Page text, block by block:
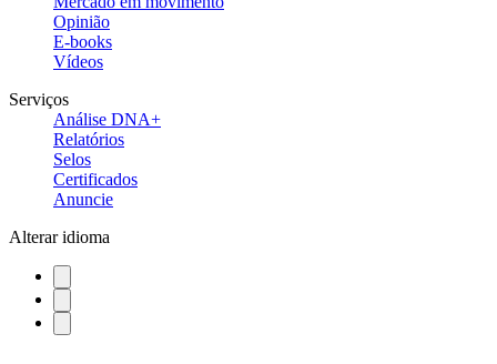
Opinião
E-books
Vídeos
Serviços
Análise DNA+
Relatórios
Selos
Certificados
Anuncie
Alterar idioma